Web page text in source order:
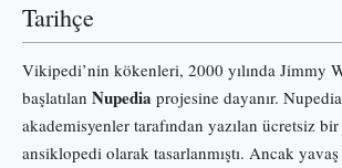
Tarihçe
Vikipedi’nin kökenleri, 2000 yılında Jimmy
başlatılan Nupedia projesine dayanır.
akademisyenler tarafından yazılan ücretsiz
ansiklopedi olarak tasarlanmıştı. Ancak